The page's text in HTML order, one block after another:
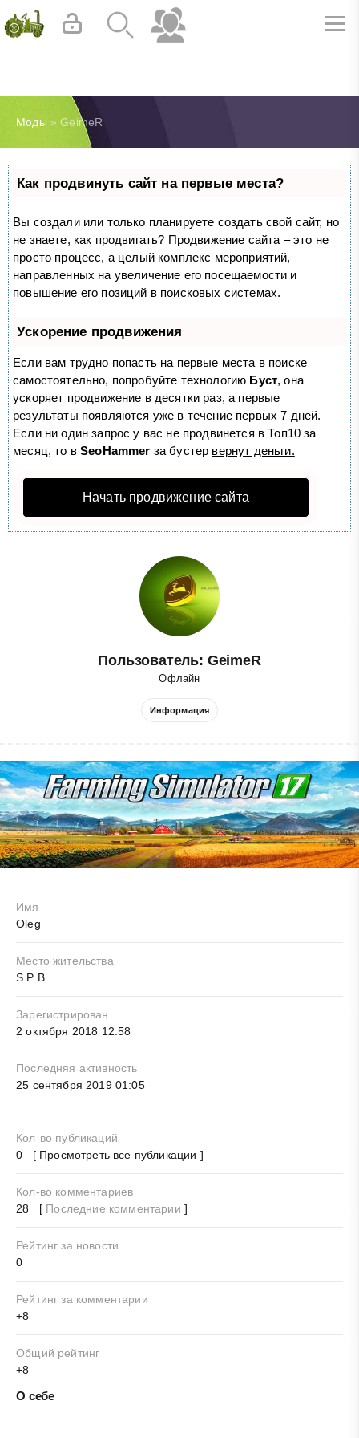
Моды » GeimeR
Как продвинуть сайт на первые места?
Вы создали или только планируете создать свой сайт, но
не знаете, как продвигать? Продвижение сайта – это не
просто процесс, а целый комплекс мероприятий,
направленных на увеличение его посещаемости и
повышение его позиций в поисковых системах.
Ускорение продвижения
Если вам трудно попасть на первые места в поиске
самостоятельно, попробуйте технологию Буст, она
ускоряет продвижение в десятки раз, а первые
результаты появляются уже в течение первых 7 дней.
Если ни один запрос у вас не продвинется в Топ10 за
месяц, то вSeoHammer за бустер вернут деньги.
Начать продвижение сайта
Пользователь: GeimeR
Офлайн
Информация
Имя
Oleg
Место жительства
S P B
Зарегистрирован
2 октября 2018 12:58
Последняя активность
25 сентября 2019 01:05
Кол-во публикаций
0 [ Просмотреть все публикации ]
Кол-во комментариев
28 [ Последние комментарии ]
Рейтинг за новости
0
Рейтинг за комментарии
+8
Общий рейтинг
+8
О себе